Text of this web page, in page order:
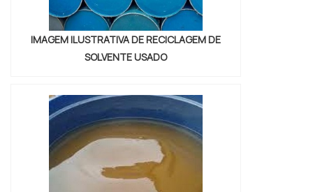
IMAGEM ILUSTRATIVA DE RECICLAGEM DE
SOLVENTE USADO